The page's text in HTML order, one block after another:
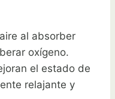
al absorber
oxígeno.
el estado de
relajante y